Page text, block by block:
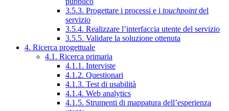
3.5.3. Progettare i processi e i touchpointdel
servizio
3.5.4. Realizzare l’interfaccia utente del servizio
3.5.5. Validare la soluzione ottenuta
4. Ricerca progettuale
4.1. Ricerca primaria
4.1.1. Interviste
4.1.2. Questionari
4.1.3. Test di usabilità
4.1.4. Web analytics
4.1.5. Strumenti di mappatura dell’esperienza